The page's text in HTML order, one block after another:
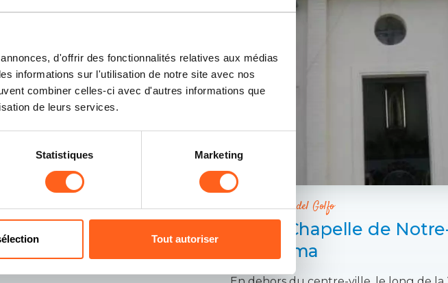
d'offrir des fonctionnalités relatives aux médias
informations sur l'utilisation de notre site avec nos
combiner celles-ci avec d'autres informations que
de leurs services.
Statistiques Marketing
Tout autoriser
Joseph
Joseph date du XIXe siècle et a été
Castellammare del Golfo
Église Chapelle de
de Fatima